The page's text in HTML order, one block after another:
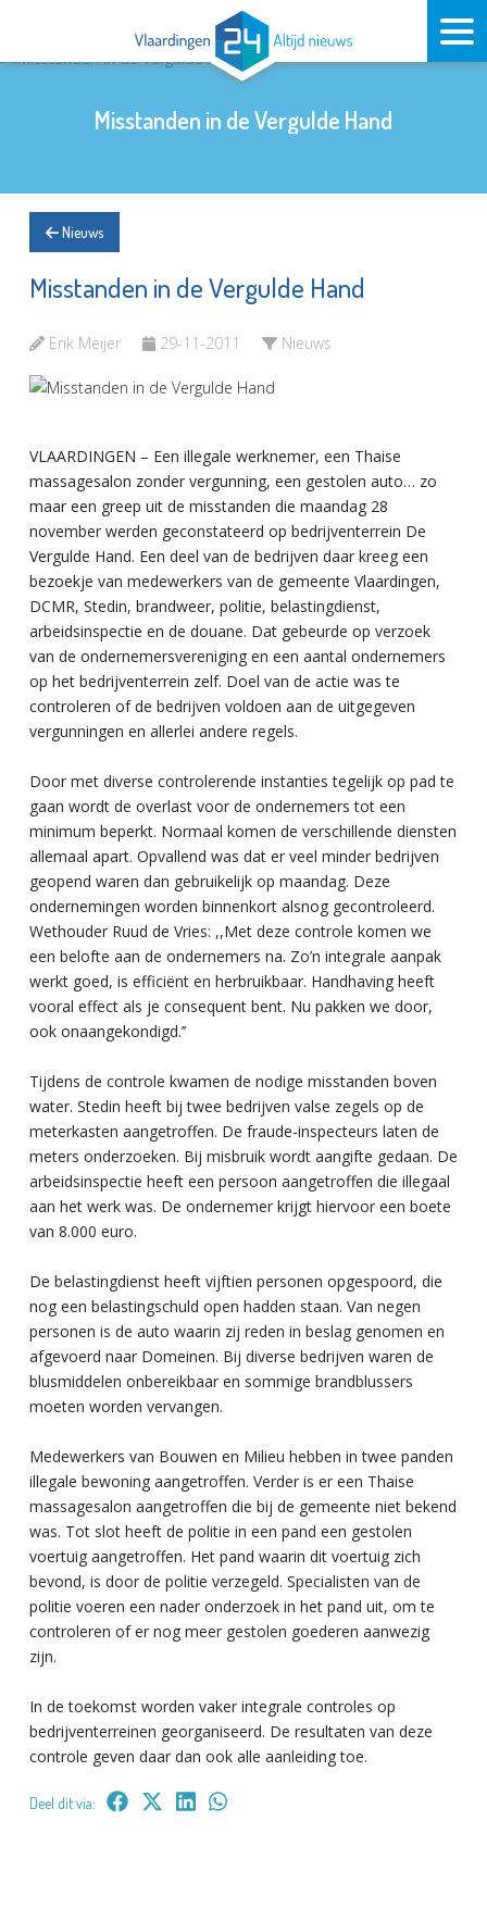
Misstanden in de Vergulde Hand
Nieuws
Misstanden in de Vergulde Hand
Erik Meijer 29-11-2011 Nieuws
VLAARDINGEN – Een illegale werknemer, een Thaise
massagesalon zonder vergunning, een gestolen auto… zo
maar een greep uit de misstanden die maandag 28
november werden geconstateerd op bedrijventerrein De
Vergulde Hand. Een deel van de bedrijven daar kreeg een
bezoekje van medewerkers van de gemeente Vlaardingen,
DCMR, Stedin, brandweer, politie, belastingdienst,
arbeidsinspectie en de douane. Dat gebeurde op verzoek
van de ondernemersvereniging en een aantal ondernemers
op het bedrijventerrein zelf. Doel van de actie was te
controleren of de bedrijven voldoen aan de uitgegeven
vergunningen en allerlei andere regels.
Door met diverse controlerende instanties tegelijk op pad te
gaan wordt de overlast voor de ondernemers tot een
minimum beperkt. Normaal komen de verschillende diensten
allemaal apart. Opvallend was dat er veel minder bedrijven
geopend waren dan gebruikelijk op maandag. Deze
ondernemingen worden binnenkort alsnog gecontroleerd.
Wethouder Ruud de Vries: ,,Met deze controle komen we
een belofte aan de ondernemers na. Zo’n integrale aanpak
werkt goed, is efficiënt en herbruikbaar. Handhaving heeft
vooral effect als je consequent bent. Nu pakken we door,
ook onaangekondigd.’’
Tijdens de controle kwamen de nodige misstanden boven
water. Stedin heeft bij twee bedrijven valse zegels op de
meterkasten aangetroffen. De fraude-inspecteurs laten de
meters onderzoeken. Bij misbruik wordt aangifte gedaan. De
arbeidsinspectie heeft een persoon aangetroffen die illegaal
aan het werk was. De ondernemer krijgt hiervoor een boete
van 8.000 euro.
De belastingdienst heeft vijftien personen opgespoord, die
nog een belastingschuld open hadden staan. Van negen
personen is de auto waarin zij reden in beslag genomen en
afgevoerd naar Domeinen. Bij diverse bedrijven waren de
blusmiddelen onbereikbaar en sommige brandblussers
moeten worden vervangen.
Medewerkers van Bouwen en Milieu hebben in twee panden
illegale bewoning aangetroffen. Verder is er een Thaise
massagesalon aangetroffen die bij de gemeente niet bekend
was. Tot slot heeft de politie in een pand een gestolen
voertuig aangetroffen. Het pand waarin dit voertuig zich
bevond, is door de politie verzegeld. Specialisten van de
politie voeren een nader onderzoek in het pand uit, om te
controleren of er nog meer gestolen goederen aanwezig
zijn.
In de toekomst worden vaker integrale controles op
bedrijventerreinen georganiseerd. De resultaten van deze
controle geven daar dan ook alle aanleiding toe.
Deel dit via: